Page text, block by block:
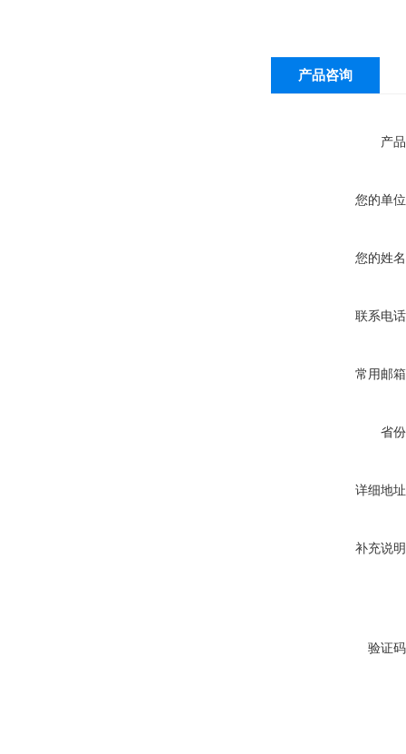
产品咨询
产
您的单
您的姓
联系电
常用邮
省
详细地
补充说
验证